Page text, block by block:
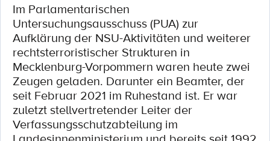
Im Parlamentarischen
Untersuchungsausschuss (PUA) zur
Aufklärung der NSU-Aktivitäten und weiterer
rechtsterroristischer Strukturen in
Mecklenburg-Vorpommern waren heute zwei
Zeugen geladen. Darunter ein Beamter, der
seit Februar 2021 im Ruhestand ist. Er war
zuletzt stellvertretender Leiter der
Verfassungsschutzabteilung im